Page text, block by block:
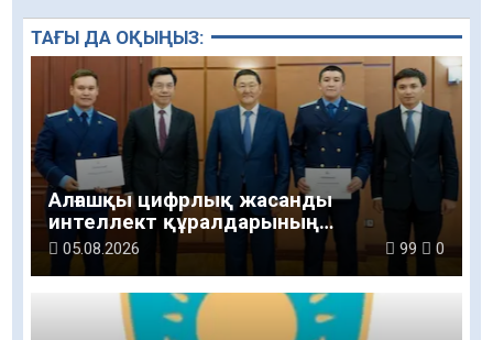
ТАҒЫ ДА ОҚЫҢЫЗ:
Алғашқы цифрлық жасанды
интеллект құралдарының
таныстырылымы өтті
05.08.2026 99 0